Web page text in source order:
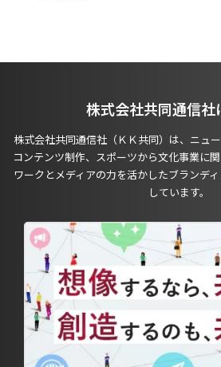
株式会社共同通信社
株式会社共同通信社（ＫＫ共同）は、ニュ
コンテンツ制作、スポーツから文化事業に
ワークとメディアの力を活かしたブランデ
しています。